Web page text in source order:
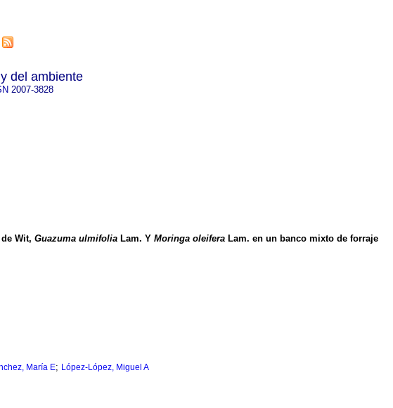
del ambiente
2007-3828
Wit, Guazuma ulmifolia Lam. Y Moringa oleifera Lam. en un banco mixto de forraje
María E; López-López, Miguel A